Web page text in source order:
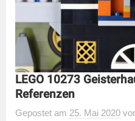
LEGO 10273
Referenzen
Gepostet am 25. Mai 2020